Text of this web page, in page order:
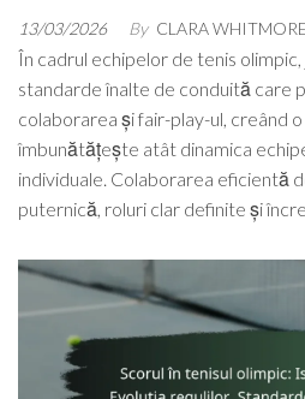
13/03/2026 By CLARA WHITMORE
În cadrul echipelor de tenis
standarde înalte de conduită care
colaborarea și fair-play-ul, creând
îmbunătățește atât dinamica
individuale. Colaborarea eficientă
puternică, roluri clar definite și